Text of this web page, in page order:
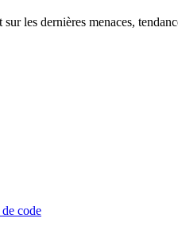
les dernières menaces,
code